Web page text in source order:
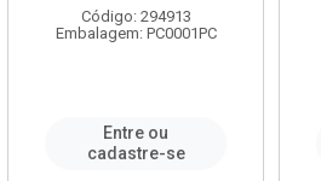
Código: 294913
Embalagem: PC0001PC
Entre ou
cadastre-se